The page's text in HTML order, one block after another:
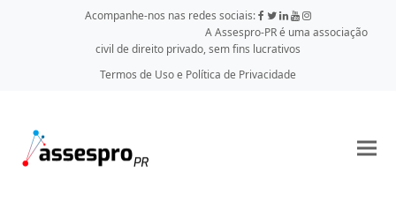
Acompanhe-nos nas redes sociais:
A Assespro-PR é uma associação
civil de direito privado, sem fins lucrativos
Termos de Uso e Política de Privacidade